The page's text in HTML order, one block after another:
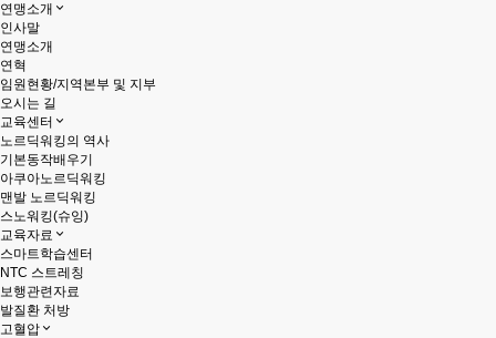
연맹소개
인사말
연맹소개
연혁
임원현황/지역본부 및 지부
오시는 길
교육센터
노르딕워킹의 역사
기본동작배우기
아쿠아노르딕워킹
맨발 노르딕워킹
스노워킹(슈잉)
교육자료
스마트학습센터
NTC 스트레칭
보행관련자료
발질환 처방
고혈압